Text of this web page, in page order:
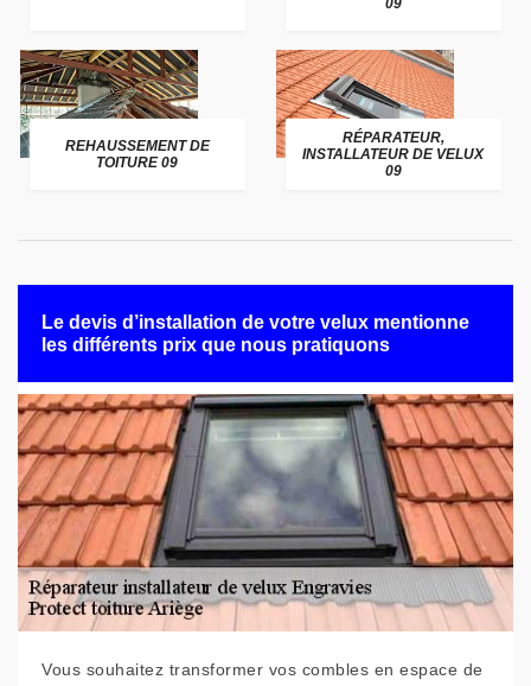
09
REHAUSSEMENT DE
TOITURE 09
RÉPARATEUR,
INSTALLATEUR DE VELUX
09
Le devis d’installation de votre velux mentionne
les différents prix que nous pratiquons
Vous souhaitez transformer vos combles en espace de